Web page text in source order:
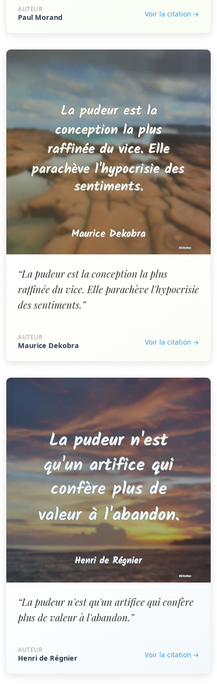
AUTEUR
Paul Morand Voir la citation →
“La pudeur est la conception la plus
raffinée du vice. Elle parachève l'hypocrisie
des sentiments.”
AUTEUR
Maurice Dekobra Voir la citation →
“La pudeur n'est qu'un artifice qui confère
plus de valeur à l'abandon.”
AUTEUR
Henri de Régnier Voir la citation →